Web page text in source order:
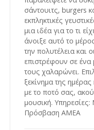
σάντουιτς, burgers
εκπληκτικές
μια ιδέα για το τι
άνοιξε αυτό το
την πολυτέλεια και
επιστρέφουν σε ένα
τους χαλαρώνει.
ξεκίνημα της
με το ποτό σας,
μουσική.
Πρόσβαση ΑΜΕΑ